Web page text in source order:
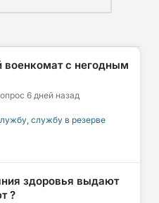
военкомат с негодным
6 дней назад
службу в резерве
здоровья выдают
?